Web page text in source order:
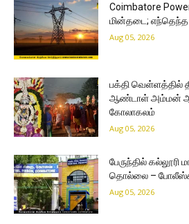
Coimbatore
மின்தடை; எந்தெந்த
Aug 05, 2026
பக்தி வெள்ளத்தில்
ஆண்டாள் அம்மன் ஆடி
கோலாகலம்
Aug 05, 2026
பேருந்தில் கல்லூரி
தொல்லை –
Aug 05, 2026